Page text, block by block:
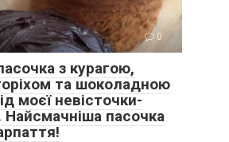
0
з курагою,
та шоколадною
моєї невісточки-
Найсмачніша пасочка